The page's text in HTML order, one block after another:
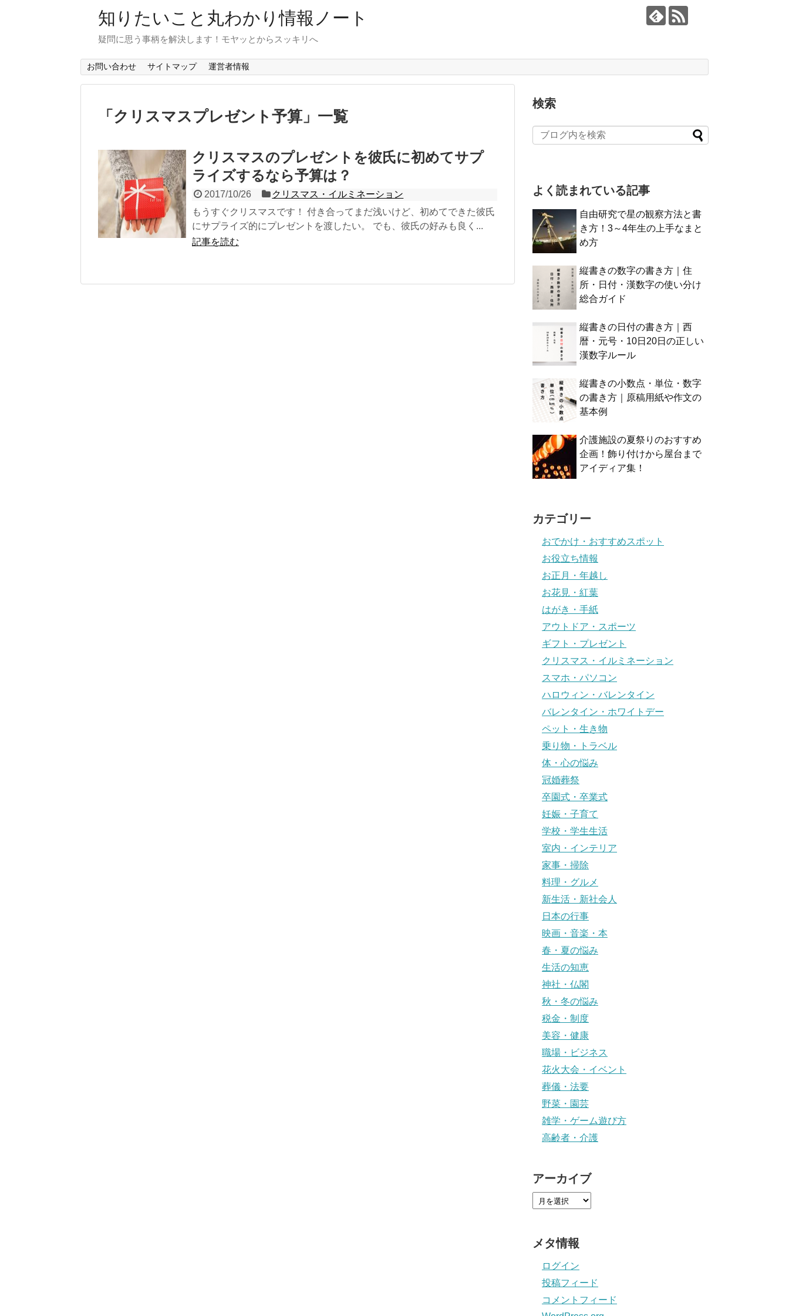
知りたいこと丸わかり情報ノート
疑問に思う事柄を解決します！モヤッとからスッキリへ
お問い合わせ サイトマップ 運営者情報
「 クリスマスプレゼント予算 」 一覧
クリスマスのプレゼントを彼氏に初めてサプ
ライズするなら予算は？
2017/10/26
クリスマス・イルミネーション
もうすぐクリスマスです！ 付き合ってまだ浅いけど、初めてできた彼氏
にサプライズ的にプレゼントを渡したい。 でも、彼氏の好みも良く...
記事を読む
検索
よく読まれている記事
自由研究で星の観察方法と書
き方！3～4年生の上手なまと
め方
縦書きの数字の書き方｜住
所・日付・漢数字の使い分け
総合ガイド
縦書きの日付の書き方｜西
暦・元号・10日20日の正しい
漢数字ルール
縦書きの小数点・単位・数字
の書き方｜原稿用紙や作文の
基本例
介護施設の夏祭りのおすすめ
企画！飾り付けから屋台まで
アイディア集！
カテゴリー
おでかけ・おすすめスポット
お役立ち情報
お正月・年越し
お花見・紅葉
はがき・手紙
アウトドア・スポーツ
ギフト・プレゼント
クリスマス・イルミネーション
スマホ・パソコン
ハロウィン・バレンタイン
バレンタイン・ホワイトデー
ペット・生き物
乗り物・トラベル
体・心の悩み
冠婚葬祭
卒園式・卒業式
妊娠・子育て
学校・学生生活
室内・インテリア
家事・掃除
料理・グルメ
新生活・新社会人
日本の行事
映画・音楽・本
春・夏の悩み
生活の知恵
神社・仏閣
秋・冬の悩み
税金・制度
美容・健康
職場・ビジネス
花火大会・イベント
葬儀・法要
野菜・園芸
雑学・ゲーム遊び方
高齢者・介護
アーカイブ
メタ情報
ログイン
投稿フィード
コメントフィード